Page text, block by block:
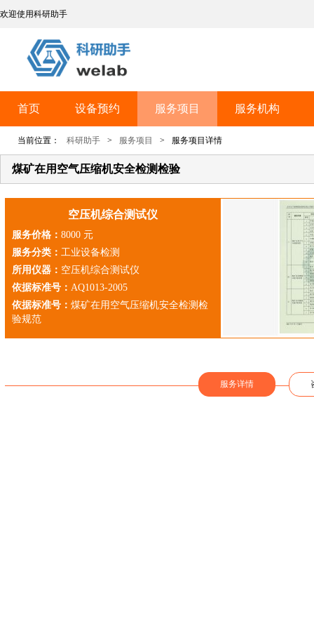
欢迎使用科研助手
首页 设备预约 服务项目 服务机构
当前位置： 科研助手 > 服务项目 > 服务项目详情
煤矿在用空气压缩机安全检测检验
空压机综合测试仪
服务价格： 8000 元
服务分类： 工业设备检测
所用仪器： 空压机综合测试仪
依据标准号： AQ1013-2005
依据标准号： 煤矿在用空气压缩机安全检测检
验规范
服务详情